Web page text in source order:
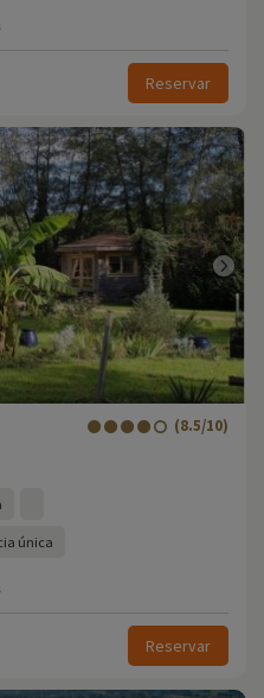
Reservar
(8.5/10)
única
Reservar